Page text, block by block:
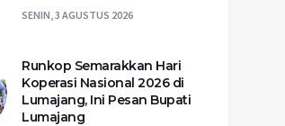
SENIN, 3 AGUSTUS 2026
Runkop Semarakkan Hari
Koperasi Nasional 2026 di
Lumajang, Ini Pesan Bupati
Lumajang